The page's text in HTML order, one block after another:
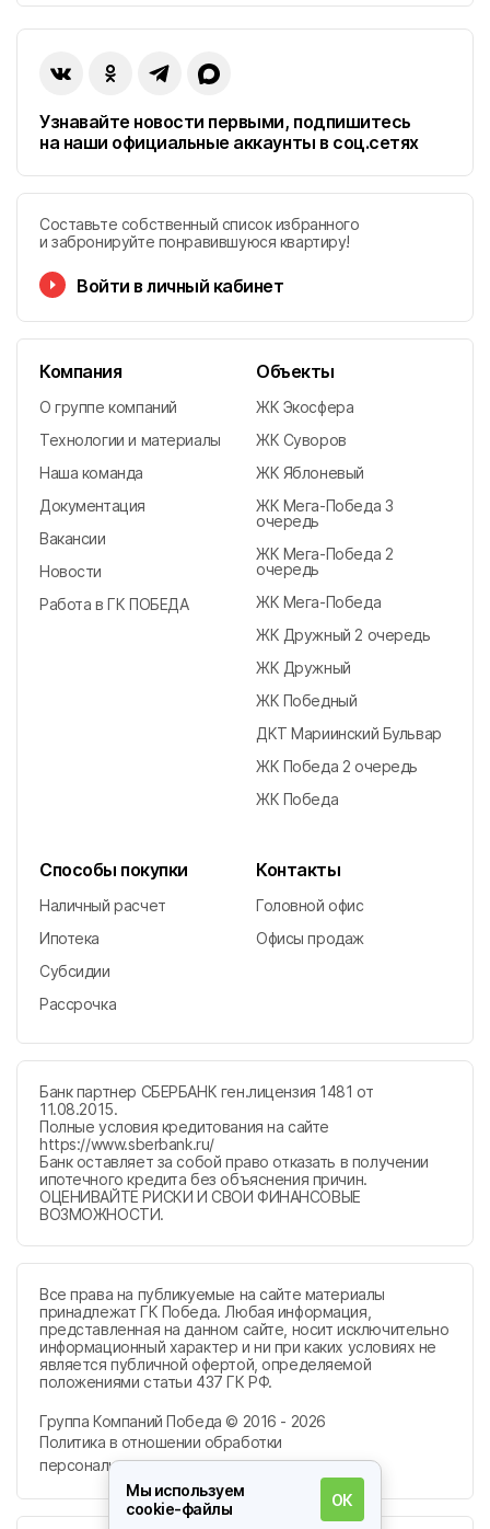
Узнавайте новости первыми, подпишитесь
на наши официальные аккаунты в соц.сетях
Составьте собственный список избранного
и забронируйте понравившуюся квартиру!
Войти в личный кабинет
Компания
О группе компаний
Технологии и материалы
Наша команда
Документация
Вакансии
Новости
Работа в ГК ПОБЕДА
Объекты
ЖК Экосфера
ЖК Суворов
ЖК Яблоневый
ЖК Мега-Победа 3
очередь
ЖК Мега-Победа 2
очередь
ЖК Мега-Победа
ЖК Дружный 2 очередь
ЖК Дружный
ЖК Победный
ДКТ Мариинский Бульвар
ЖК Победа 2 очередь
ЖК Победа
Способы покупки
Наличный расчет
Ипотека
Субсидии
Рассрочка
Контакты
Головной офис
Офисы продаж
Банк партнер СБЕРБАНК ген.лицензия 1481 от
11.08.2015.
Полные условия кредитования на сайте
https://www.sberbank.ru/
Банк оставляет за собой право отказать в получении
ипотечного кредита без объяснения причин.
ОЦЕНИВАЙТЕ РИСКИ И СВОИ ФИНАНСОВЫЕ
ВОЗМОЖНОСТИ.
Все права на публикуемые на сайте материалы
принадлежат ГК Победа. Любая информация,
представленная на данном сайте, носит исключительно
информационный характер и ни при каких условиях не
является публичной офертой, определяемой
положениями статьи 437 ГК РФ.
Группа Компаний Победа © 2016 - 2026
Политика в отношении обработки
персональных данных
Мы используем
cookie-файлы
ОК